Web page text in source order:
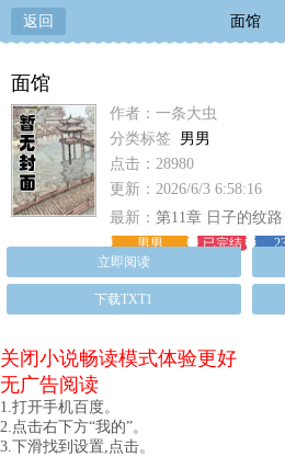
返回 面馆
面馆
作者：一条大虫
分类标签 男男
点击：28980
更新：2026/6/3 6:58:16
最新： 第11章 日子的纹路
男男 已完结
立即阅读
下载TXT1
关闭小说畅读模式体验更好
无广告阅读
1.打开手机百度。
2.点击右下方“我的”。
3.下滑找到设置,点击。